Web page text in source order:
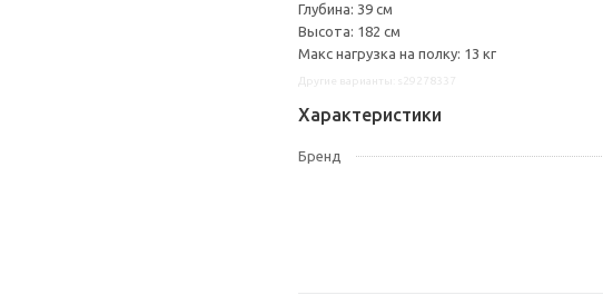
Глубина: 39 см
Высота: 182 см
Макс нагрузка на полку: 13 кг
Характеристики
Бренд